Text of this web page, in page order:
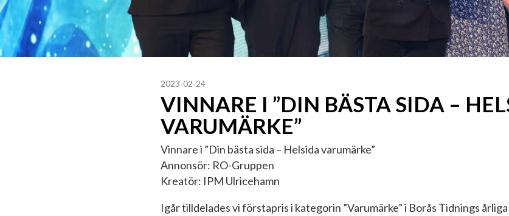
2023-02-24
VINNARE I ”DIN BÄSTA SIDA –
VARUMÄRKE”
Vinnare i ”Din bästa sida – Helsida varumärke”
Annonsör: RO-Gruppen
Kreatör: IPM Ulricehamn
Igår tilldelades vi förstapris i kategorin ”Varumärke” i Borås Tidnings